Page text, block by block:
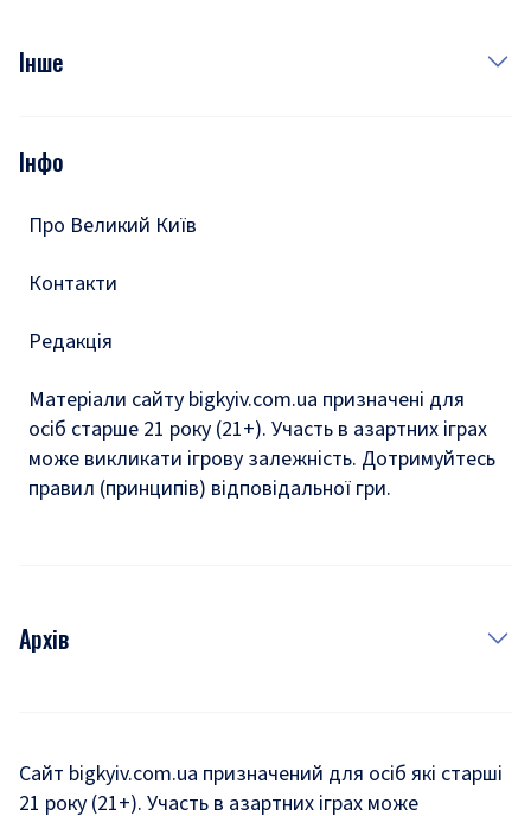
Фото
Подкасти
Інше
Тести
Інфо
Про Великий Київ
Контакти
Редакція
Матеріали сайту bigkyiv.com.ua призначені для
осіб старше 21 року (21+). Участь в азартних іграх
може викликати ігрову залежність. Дотримуйтесь
правил (принципів) відповідальної гри.
Архів
Комуналка
Сайт bigkyiv.com.ua призначений для осіб які старші
21 року (21+). Участь в азартних іграх може